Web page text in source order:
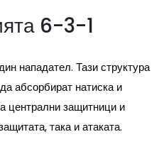
6-3-1
нападател. Тази структура
абсорбират натиска и
централни защитници и
така и атаката.